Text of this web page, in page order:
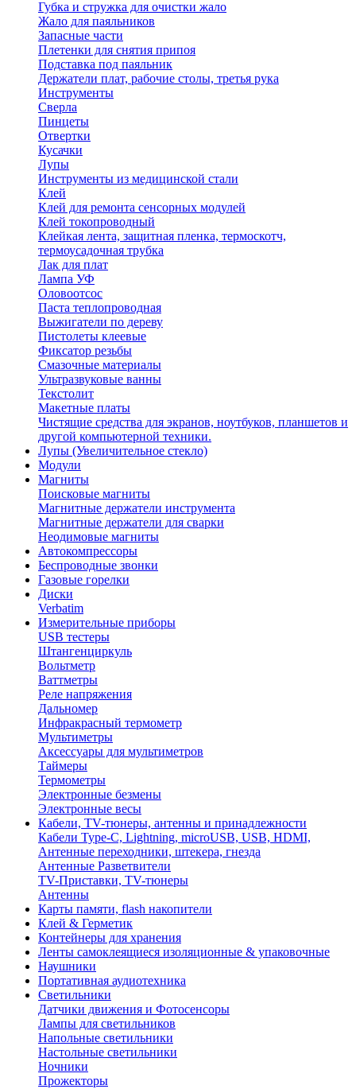
Губка и стружка для очистки жало
Жало для паяльников
Запасные части
Плетенки для снятия припоя
Подставка под паяльник
Держатели плат, рабочие столы, третья рука
Инструменты
Сверла
Пинцеты
Отвертки
Кусачки
Лупы
Инструменты из медицинской стали
Клей
Клей для ремонта сенсорных модулей
Клей токопроводный
Клейкая лента, защитная пленка, термоскотч,
термоусадочная трубка
Лак для плат
Лампа УФ
Оловоотсос
Паста теплопроводная
Выжигатели по дереву
Пистолеты клеевые
Фиксатор резьбы
Смазочные материалы
Ультразвуковые ванны
Текстолит
Макетные платы
Чистящие средства для экранов, ноутбуков, планшетов и
другой компьютерной техники.
Лупы (Увеличительное стекло)
Модули
Магниты
Поисковые магниты
Магнитные держатели инструмента
Магнитные держатели для сварки
Неодимовые магниты
Автокомпрессоры
Беспроводные звонки
Газовые горелки
Диски
Verbatim
Измерительные приборы
USB тестеры
Штангенциркуль
Вольтметр
Ваттметры
Реле напряжения
Дальномер
Инфракрасный термометр
Мультиметры
Аксессуары для мультиметров
Таймеры
Термометры
Электронные безмены
Электронные весы
Кабели, TV-тюнеры, антенны и принадлежности
Кабели Type-C, Lightning, microUSB, USB, HDMI,
Антенные переходники, штекера, гнезда
Антенные Разветвители
TV-Приставки, TV-тюнеры
Антенны
Карты памяти, flash накопители
Клей & Герметик
Контейнеры для хранения
Ленты самоклеящиеся изоляционные & упаковочные
Наушники
Портативная аудиотехника
Светильники
Датчики движения и Фотосенсоры
Лампы для светильников
Напольные светильники
Настольные светильники
Ночники
Прожекторы